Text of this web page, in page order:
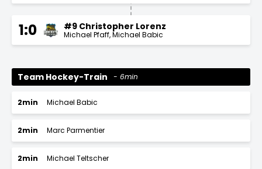
1:0 #9 Christopher Lorenz
Michael Pfaff Michael Babic
Team Hockey-Train 6min
2min Michael Babic
2min Marc Parmentier
2min Michael Teltscher